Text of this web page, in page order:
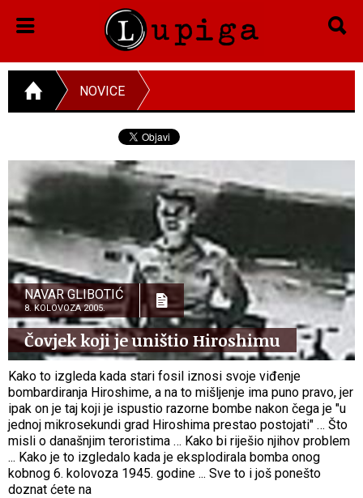
NOVICE
NAVAR GLIBOTIĆ
8. KOLOVOZA 2005.
Čovjek koji je uništio Hiroshimu
Kako to izgleda kada stari fosil iznosi svoje viđenje
bombardiranja Hiroshime, a na to mišljenje ima puno pravo, jer
ipak on je taj koji je ispustio razorne bombe nakon čega je "u
jednoj mikrosekundi grad Hiroshima prestao postojati" … Što
misli o današnjim teroristima … Kako bi riješio njihov problem
... Kako je to izgledalo kada je eksplodirala bomba onog
kobnog 6. kolovoza 1945. godine ... Sve to i još ponešto
doznat ćete na